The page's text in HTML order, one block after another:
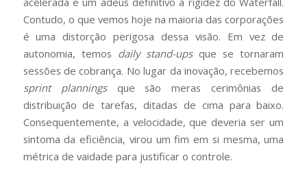
Contudo, o que vemos hoje na maioria das corporações
é uma distorção perigosa dessa visão. Em vez de
autonomia, temos daily stand-upsque se tornaram
sessões de cobrança. No lugar da inovação, recebemos
sprint planningsque são meras cerimônias de
distribuição de tarefas, ditadas de cima para baixo.
Consequentemente, a velocidade, que deveria ser um
sintoma da eficiência, virou um fim em si mesma, uma
métrica de vaidade para justificar o controle.